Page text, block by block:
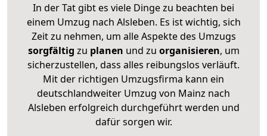
In der Tat gibt es viele Dinge zu beachten bei
einem Umzug nach Alsleben. Es ist wichtig, sich
Zeit zu nehmen, um alle Aspekte des Umzugs
sorgfältig zu planen und zu organisieren, um
sicherzustellen, dass alles reibungslos verläuft.
Mit der richtigen Umzugsfirma kann ein
deutschlandweiter Umzug von Mainz nach
Alsleben erfolgreich durchgeführt werden und
dafür sorgen wir.